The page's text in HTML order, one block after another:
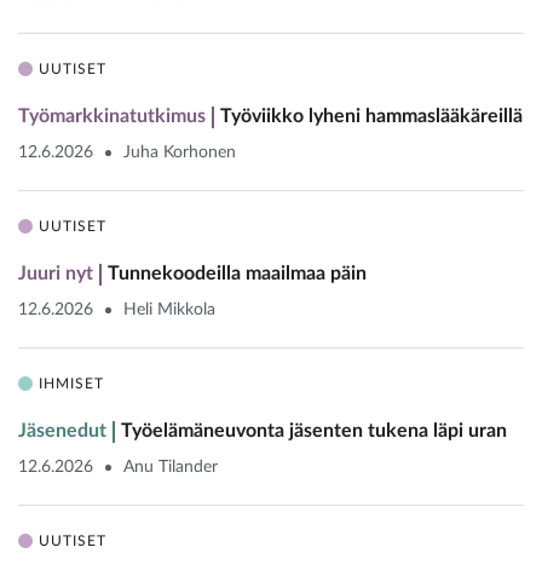
UUTISET
Työmarkkinatutkimus Työviikko lyheni hammaslääkäreillä
12.6.2026 Juha Korhonen
UUTISET
Juuri nyt Tunnekoodeilla maailmaa päin
12.6.2026 Heli Mikkola
IHMISET
Jäsenedut Työelämäneuvonta jäsenten tukena läpi uran
12.6.2026 Anu Tilander
UUTISET